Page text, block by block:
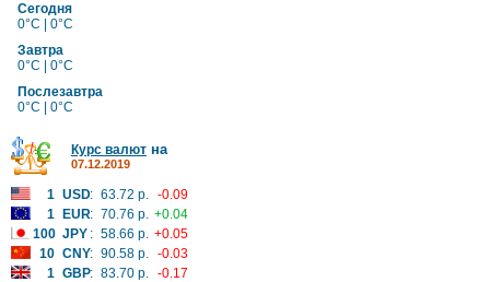
Сегодня
0°C | 0°C
Завтра
0°C | 0°C
Послезавтра
0°C | 0°C
Курс валют на
07.12.2019
1 USD: 63.72 р. -0.09
1
EUR: 70.76 р. +0.04
100 JPY : 58.66 р. +0.05
10 CNY: 90.58 р. -0.03
1 GBP: 83.70 р. -0.17